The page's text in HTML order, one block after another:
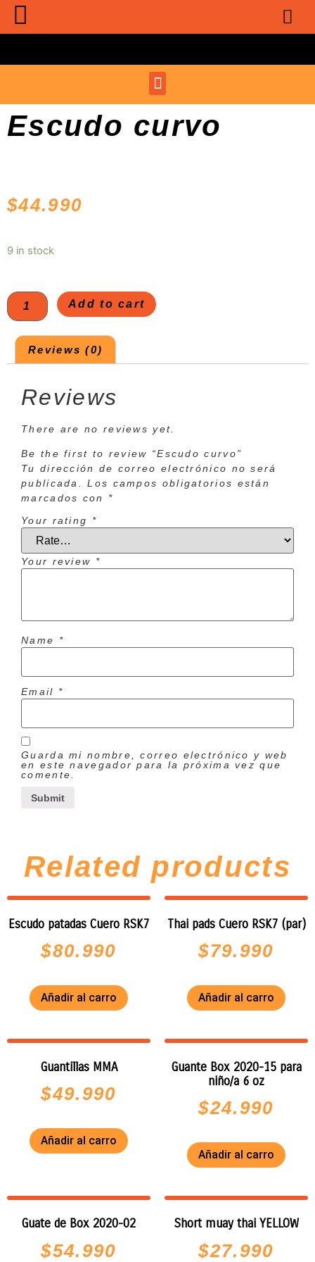
Escudo curvo
$44.990
9 in stock
Add to cart
Reviews (0)
Reviews
There are no reviews yet.
Be the first to review “Escudo curvo”
Tu dirección de correo electrónico no será
publicada.
Los campos obligatorios están
marcados con *
Your rating *
Your review *
Name *
Email *
Guarda mi nombre, correo electrónico y web
en este navegador para la próxima vez que
comente.
Related products
Escudo patadas Cuero RSK7
$80.990
Añadir al carro
Thai pads Cuero RSK7 (par)
$79.990
Añadir al carro
Guantillas MMA
$49.990
Añadir al carro
Guante Box 2020-15 para
niño/a 6 oz
$24.990
Añadir al carro
Guate de Box 2020-02
$54.990
Short muay thai YELLOW
$27.990